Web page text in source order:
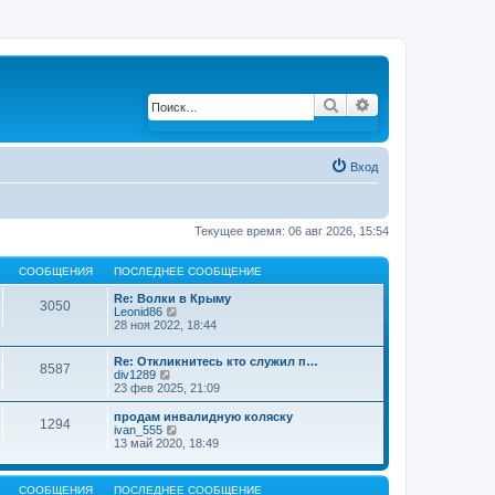
Поиск
Вход
Текущее время: 06 авг 2026, 15:54
СООБЩЕНИЯ ПОСЛЕДНЕЕ СООБЩЕНИЕ
3050
Re: Волки в Крыму
Leonid86
е
е
й
и
к
п
с
е
д
28 ноя 2022, 18:44
8587
Re: Откликнитесь кто служил п…
div1289
е
р
е
й
т
к
п
23 фев 2025, 21:09
1294
продам инвалидную коляску
ivan_555
е
е
13 май 2020, 18:49
СООБЩЕНИЯ ПОСЛЕДНЕЕ СООБЩЕНИЕ